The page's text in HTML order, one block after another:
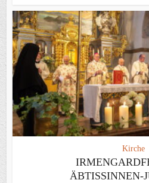
Kirche
ÄBTISSINNEN-